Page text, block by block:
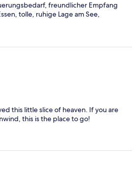
freundlicher Empfang
tolle, ruhige Lage am See,
this little slice of heaven. If you are
this is the place to go!